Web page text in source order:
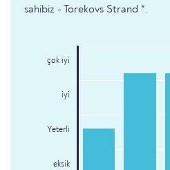
sahibiz - Torekovs Strand *.
çok iyi
iyi
Yeterli
eksik